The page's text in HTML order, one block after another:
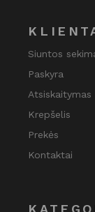
Siuntos
Paskyra
Atsiskaitymas
Krepšelis
Prekės
Kontaktai